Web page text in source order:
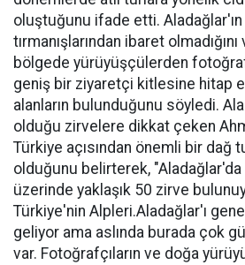
oluştuğunu ifade etti. Aladağlar'ın
tırmanışlarından ibaret
bölgede yürüyüşçülerden
geniş bir ziyaretçi kitlesine hitap
alanların bulunduğunu söyledi.
olduğu zirvelere dikkat çeken
Türkiye açısından önemli bir dağ
olduğunu belirterek,
üzerinde yaklaşık 50 zirve
Türkiye'nin Alpleri.Aladağlar'ı
geliyor ama aslında burada çok
var. Fotoğrafçıların ve doğa